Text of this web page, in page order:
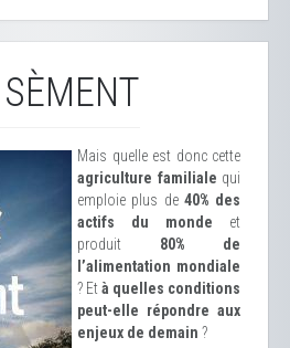
Mais quelle est donc cette
agriculture familiale qui
emploie plus de 40% des
actifs du monde et
produit 80% de
l’alimentation mondiale
? Et à quelles conditions
peut-elle répondre aux
enjeux de demain ?